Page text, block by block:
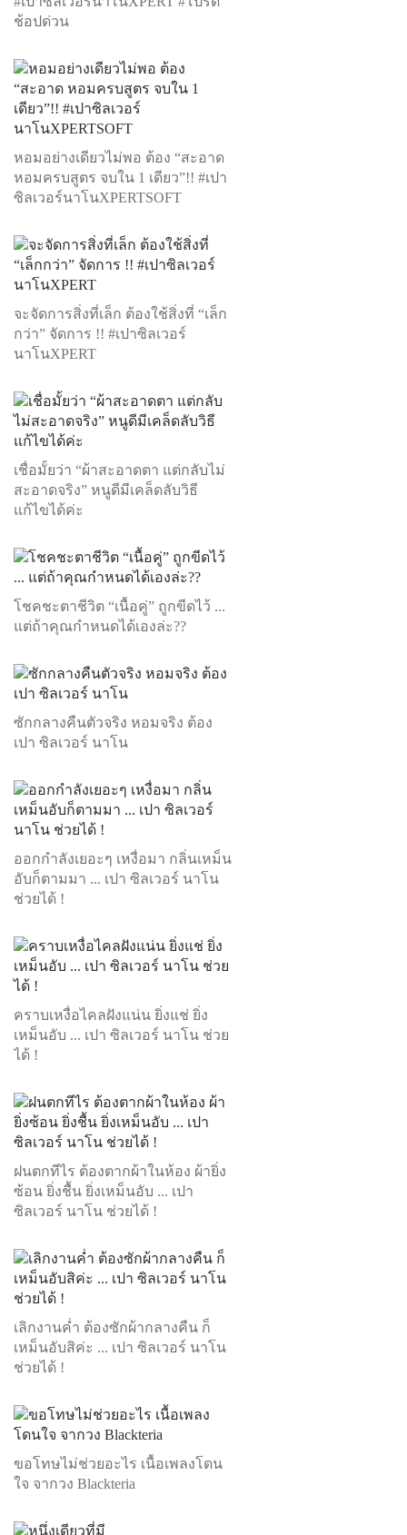
ช้อปด่วน
หอมอย่างเดียวไม่พอ ต้อง “สะอาด
หอมครบสูตร จบใน 1 เดียว”!! #เปา
ซิลเวอร์นาโนXPERTSOFT
จะจัดการสิ่งที่เล็ก ต้องใช้สิ่งที่ “เล็ก
กว่า” จัดการ !! #เปาซิลเวอร์
นาโนXPERT
เชื่อมั้ยว่า “ผ้าสะอาดตา แต่กลับไม่
สะอาดจริง” หนูดีมีเคล็ดลับวิธี
แก้ไขได้ค่ะ
โชคชะตาชีวิต “เนื้อคู่” ถูกขีดไว้ ...
แต่ถ้าคุณกำหนดได้เองล่ะ??
ซักกลางคืนตัวจริง หอมจริง ต้อง
เปา ซิลเวอร์ นาโน
ออกกำลังเยอะๆ เหงื่อมา กลิ่นเหม็น
อับก็ตามมา ... เปา ซิลเวอร์ นาโน
ช่วยได้ !
คราบเหงื่อไคลฝังแน่น ยิ่งแช่ ยิ่ง
เหม็นอับ ... เปา ซิลเวอร์ นาโน ช่วย
ได้ !
ฝนตกทีไร ต้องตากผ้าในห้อง ผ้ายิ่ง
ซ้อน ยิ่งชื้น ยิ่งเหม็นอับ ... เปา
ซิลเวอร์ นาโน ช่วยได้ !
เลิกงานค่ำ ต้องซักผ้ากลางคืน ก็
เหม็นอับสิค่ะ ... เปา ซิลเวอร์ นาโน
ช่วยได้ !
ขอโทษไม่ช่วยอะไร เนื้อเพลงโดน
ใจ จากวง Blackteria